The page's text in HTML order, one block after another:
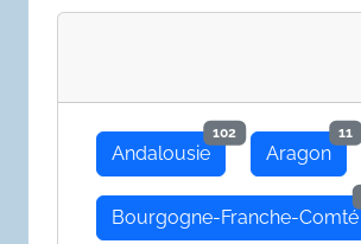
Andalousie
102
Aragon
11
Bourgogne-Franche-Comté